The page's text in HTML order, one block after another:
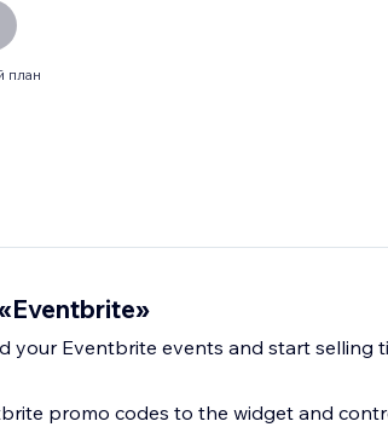
план
your Eventbrite events and start selling
promo codes to the widget and